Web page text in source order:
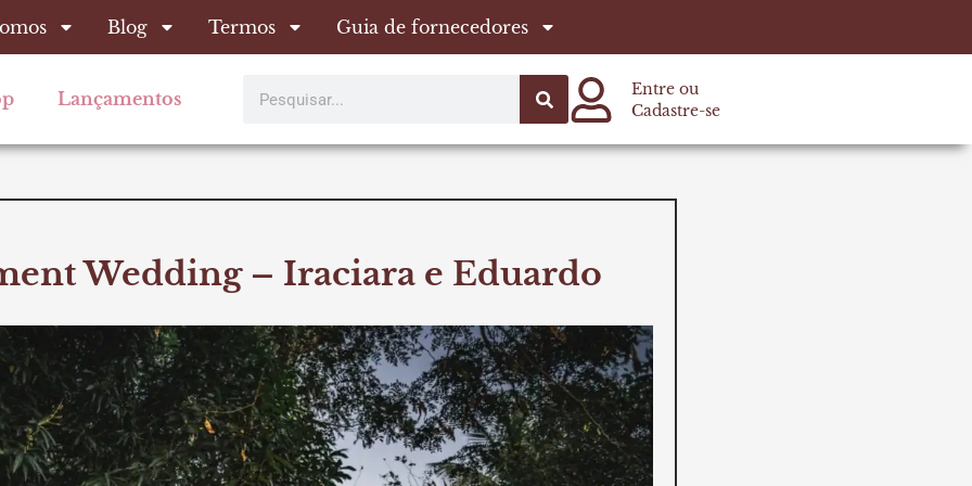
Blog Termos Guia de fornecedores
Lançamentos
Entre ou
Cadastre-se
Wedding – Iraciara e Eduardo